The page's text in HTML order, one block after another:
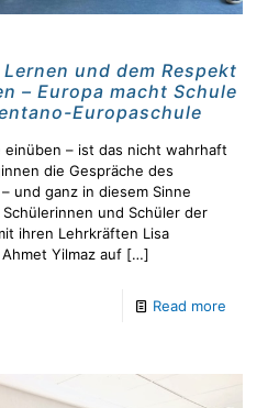
und dem Respekt
– Europa macht Schule
Europaschule
einüben – ist das nicht wahrhaft
die Gespräche des
und ganz in diesem Sinne
und Schüler der
ihren Lehrkräften Lisa
Yilmaz auf […]
Read more